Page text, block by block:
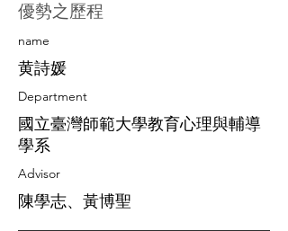
優勢之歷程
​name
黄詩媛
Department
國立臺灣師範大學教育心理與輔導
學系
Advisor
陳學志、黃博聖